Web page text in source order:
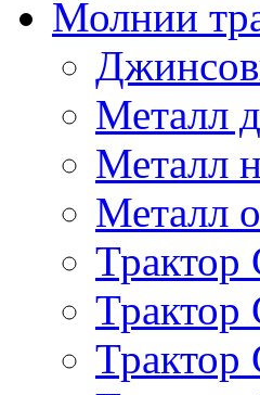
Молнии
Металл
Металл
Металл
Трактор
Трактор
Трактор